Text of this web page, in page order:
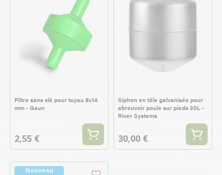
Filtre sans clé pour tuyau 8x14
mm - Gaun
2,55 €
Siphon en tôle galvanisée pour
abreuvoir poule sur pieds 30L -
River Systems
30,00 €
Nouveau